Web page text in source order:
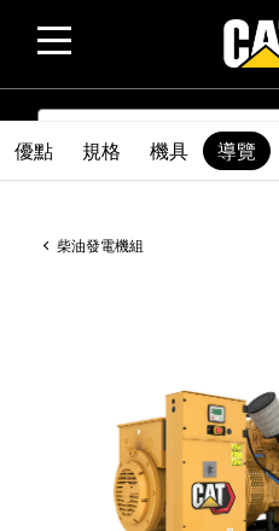
SEARCH
柴油發電機組
優點 規格 機具 導覽